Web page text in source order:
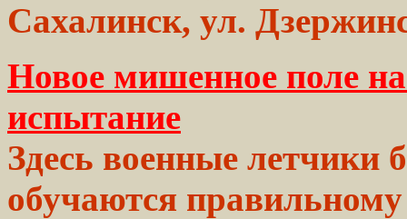
Сахалинск, ул.
Новое мишенное поле
испытание
Здесь военные летчики
обучаются правильному